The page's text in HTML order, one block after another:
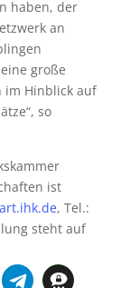
haben, der
an
große
im Hinblick auf
so
ist
, Tel.:
steht auf